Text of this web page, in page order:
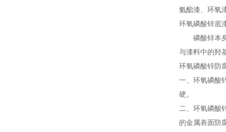
氨酯漆、环氧
环氧磷酸锌底
磷酸锌本身
与漆料中的羟
环氧磷酸锌防
一、环氧磷酸
硬。
二、环氧磷酸
的金属表面防